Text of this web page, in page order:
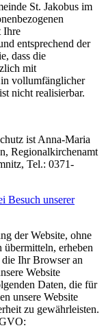
St. Jakobus im
Ihre
entsprechend der
dass die
mit
vollumfänglicher
nicht realisierbar.
ist Anna-Maria
Regionalkirchenamt
Tel.: 0371-
Besuch unserer
der Website, ohne
übermitteln, erheben
Ihr Browser an
Website
Daten, die für
unsere Website
zu gewährleisten.